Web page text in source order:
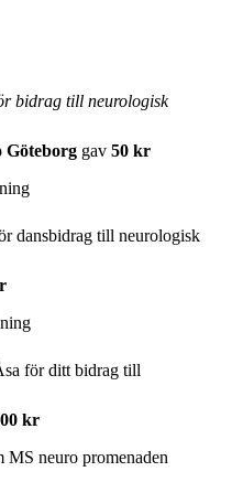
bidrag till neurologisk
Göteborg gav 50 kr
dansbidrag till neurologisk
för ditt bidrag till
kr
neuro promenaden